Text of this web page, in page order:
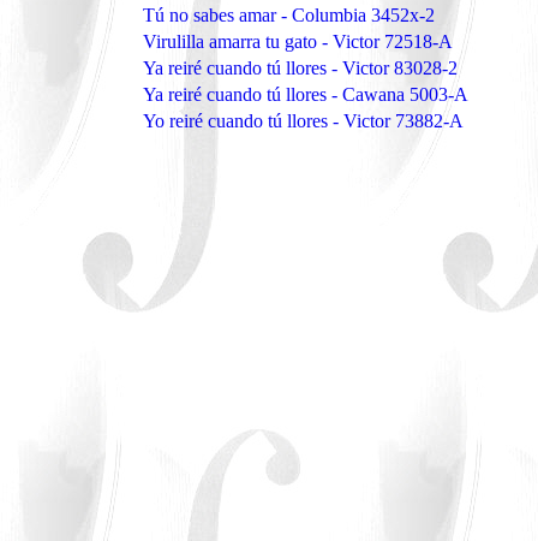
Tú no sabes amar - Columbia 3452x-2
Virulilla amarra tu gato - Victor 72518-A
Ya reiré cuando tú llores - Victor 83028-2
Ya reiré cuando tú llores - Cawana 5003-A
Yo reiré cuando tú llores - Victor 73882-A